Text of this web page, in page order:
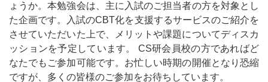
ょうか。本勉強会は、主に⼊試のご担当者の⽅を対象とし
た企画です。⼊試のCBT化を支援するサービスのご紹介を
させていただいた上で、メリットや課題についてディスカ
ッションを予定しています。 CS研会員校の方であればど
なたでもご参加可能です。お忙しい時期の開催となり恐縮
ですが、多くの皆様のご参加をお待ちしています。